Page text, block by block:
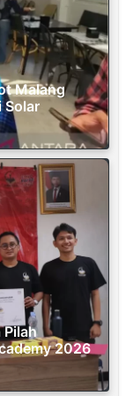
Malang
Solar
Pilah
2026